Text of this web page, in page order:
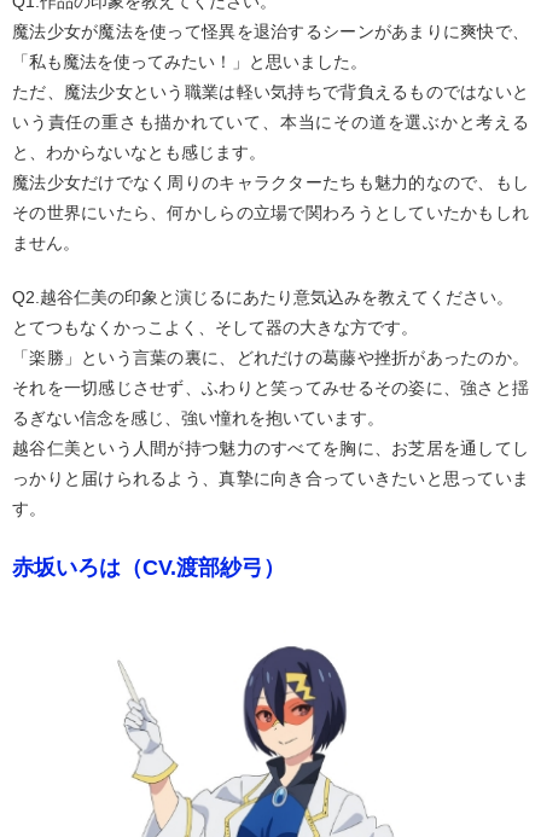
魔法少女が魔法を使って怪異を退治するシーンがあまりに爽快で、
「私も魔法を使ってみたい！」と思いました。
ただ、魔法少女という職業は軽い気持ちで背負えるものではないと
いう責任の重さも描かれていて、本当にその道を選ぶかと考える
と、わからないなとも感じます。
魔法少女だけでなく周りのキャラクターたちも魅力的なので、もし
その世界にいたら、何かしらの立場で関わろうとしていたかもしれ
ません。
Q2.越谷仁美の印象と演じるにあたり意気込みを教えてください。
とてつもなくかっこよく、そして器の大きな方です。
「楽勝」という言葉の裏に、どれだけの葛藤や挫折があったのか。
それを一切感じさせず、ふわりと笑ってみせるその姿に、強さと揺
るぎない信念を感じ、強い憧れを抱いています。
越谷仁美という人間が持つ魅力のすべてを胸に、お芝居を通してし
っかりと届けられるよう、真摯に向き合っていきたいと思っていま
す。
赤坂いろは（CV.渡部紗弓）